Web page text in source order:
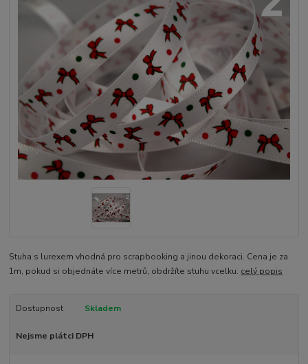
Stuha s lurexem vhodná pro scrapbooking a jinou dekoraci. Cena je za
1m, pokud si objednáte více metrů, obdržíte stuhu vcelku. celý popis
Dostupnost Skladem
Nejsme plátci DPH